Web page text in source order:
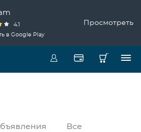
4.1
в Google Play
Просмотреть
Все